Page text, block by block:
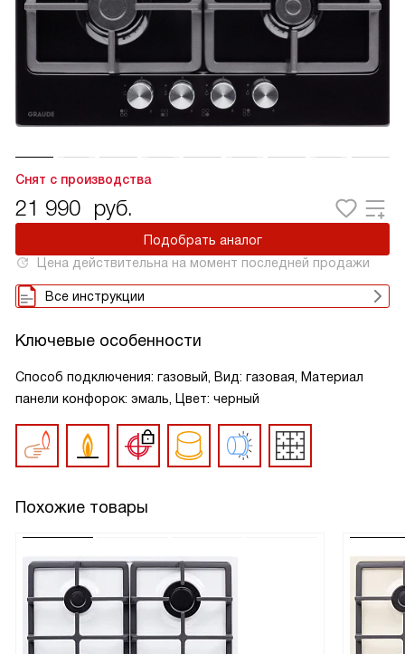
Снят с производства
21 990 руб.
Подобрать аналог
Цена действительна на момент последней продажи
Все инструкции
Ключевые особенности
Способ подключения: газовый, Вид: газовая, Материал
панели конфорок: эмаль, Цвет: черный
Похожие товары